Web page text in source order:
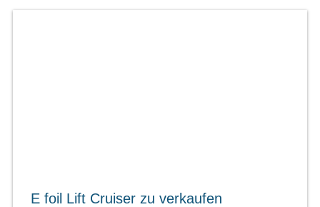
E foil Lift Cruiser zu verkaufen